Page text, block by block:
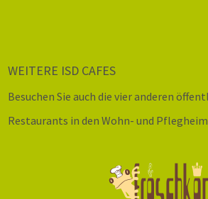
WEITERE ISD CAFES
Besuchen Sie auch die vier anderen
Restaurants in den Wohn- und